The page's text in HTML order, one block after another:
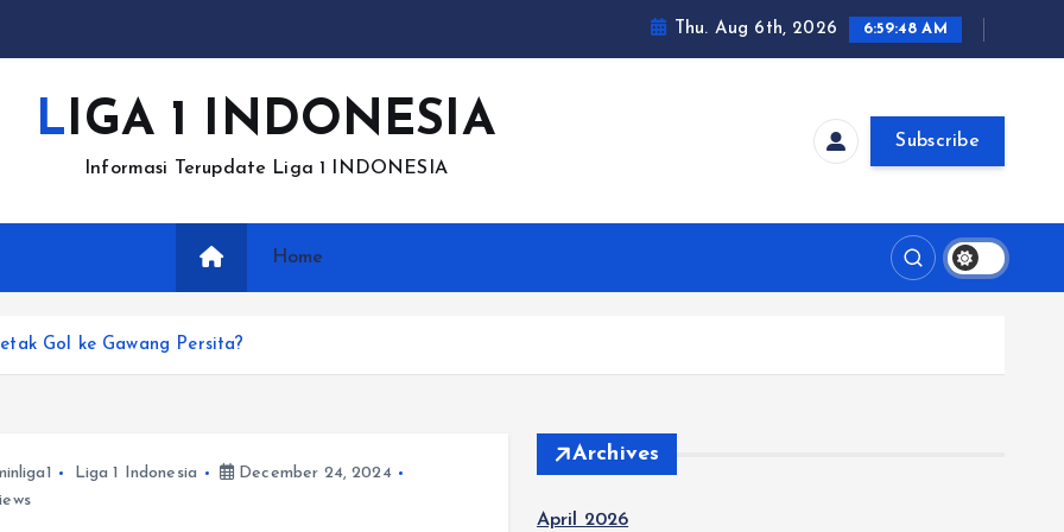
Thu. Aug 6th, 2026 6:59:49 AM
LIGA 1 INDONESIA
Informasi Terupdate Liga 1 INDONESIA
Subscribe
Home
Gol ke Gawang Persita?
Liga 1 Indonesia
December 24, 2024
Archives
April 2026